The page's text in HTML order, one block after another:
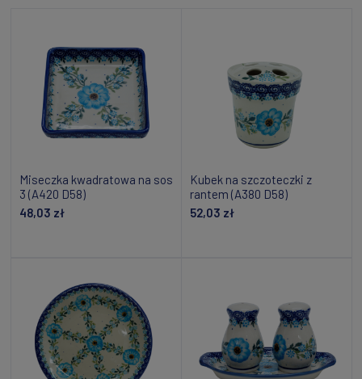
Miseczka kwadratowa na sos
3 (A420 D58)
48,03 zł
Kubek na szczoteczki z
rantem (A380 D58)
52,03 zł